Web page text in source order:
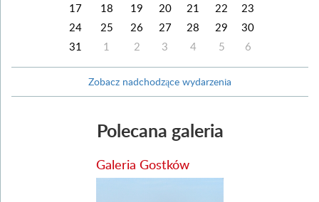
17
18 19 20 21 22
23
24
25 26 27 28 29
30
31
1 2 3 4 5 6
Zobacz nadchodzące wydarzenia
Polecana galeria
Galeria Gostków